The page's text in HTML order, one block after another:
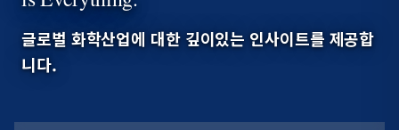
글로벌 화학산업에 대한 깊이있는 인사이트를 제공합
니다.